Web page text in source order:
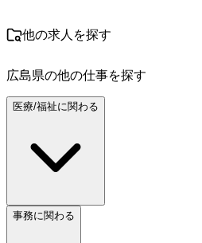
他の求人を探す
広島県の他の仕事を探す
医療/福祉に関わる
事務に関わる